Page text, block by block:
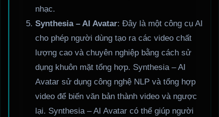
nhạc.
Synthesia – AI Avatar: Đây là một công cụ AI
cho phép người dùng tạo ra các video chất
lượng cao và chuyên nghiệp bằng cách sử
dụng khuôn mặt tổng hợp. Synthesia – AI
Avatar sử dụng công nghệ NLP và tổng hợp
video để biến văn bản thành video và ngược
lại. Synthesia – AI Avatar có thể giúp người